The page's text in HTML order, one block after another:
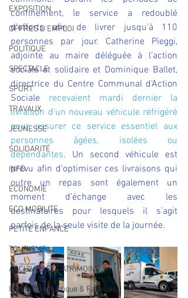
EXPOSITION
OFFRES D'EMPLOI
POLITIQUE
SPECTACLE
SPORT
TRAVAUX
JEUNESSE
SOLIDARITÉ
INFO
ECONOMIE
ECO MOBILITE
PETITE ENFANCE
TOURISME
ARCHIVES ET PATRIMOINE
Instruction Publique & Familles
confinement, le service a redoublé
d’efforts afin de livrer jusqu’à 110
personnes par jour. Catherine Pieggi,
adjointe au maire déléguée à l’action
sociale et solidaire et Dominique Ballet,
directrice du Centre Communal d’Action
Sociale recevaient mardi dernier la
livraison d’un nouveau véhicule réfrigéré
pour assurer ce service essentiel aux
personnes âgées, isolées ou
dépendantes. Un second véhicule est
prévu afin d’optimiser ces livraisons qui
outre un repas sont également un
moment d’échange avec les
destinataires pour lesquels il s’agit
parfois de la seule visite de la journée.